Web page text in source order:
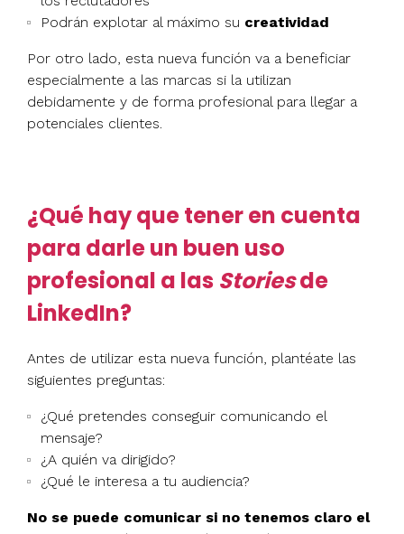
Podrán explotar al máximo su creatividad
Por otro lado, esta nueva función va a beneficiar
especialmente a las marcas si la utilizan
debidamente y de forma profesional para llegar a
potenciales clientes.
¿Qué hay que tener en cuenta
para darle un buen uso
profesional a las Storiesde
LinkedIn?
Antes de utilizar esta nueva función, plantéate las
siguientes preguntas:
¿Qué pretendes conseguir comunicando el
mensaje?
¿A quién va dirigido?
¿Qué le interesa a tu audiencia?
No se puede comunicar si no tenemos claro el